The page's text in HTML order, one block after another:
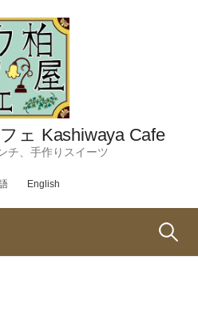
ェ Kashiwaya Cafe
チ、手作りスイーツ
English
検